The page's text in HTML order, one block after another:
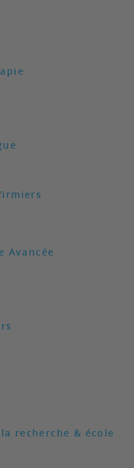
Avancée
recherche & école